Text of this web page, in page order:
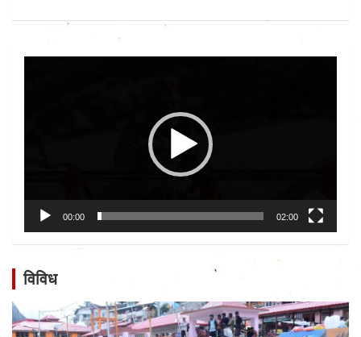
00:00 02:00
विविध